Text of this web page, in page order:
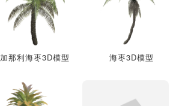
加那利海枣3D模型 海枣3D模型